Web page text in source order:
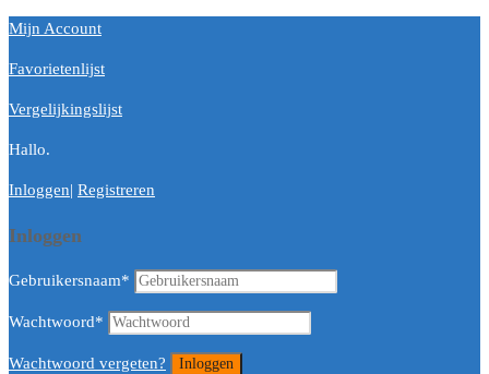
Mijn Account
Favorietenlijst
Vergelijkingslijst
Hallo.
Inloggen| Registreren
Inloggen
Gebruikersnaam*
Wachtwoord*
Wachtwoord vergeten?